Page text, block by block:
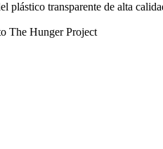
plástico transparente de alta
The Hunger Project